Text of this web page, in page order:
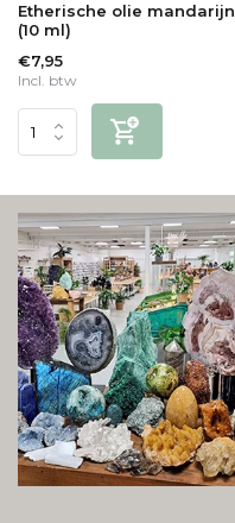
Etherische olie mandarijn
(10 ml)
€7,95
Incl. btw